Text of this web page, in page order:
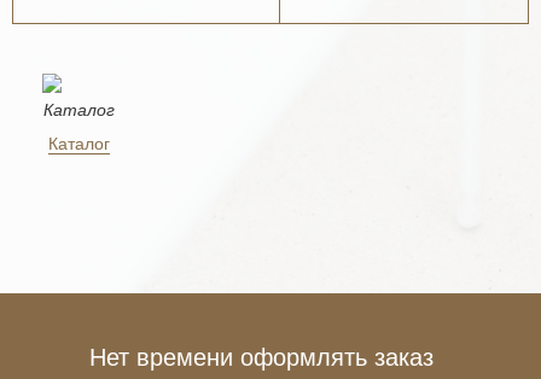
Каталог
Нет времени оформлять заказ